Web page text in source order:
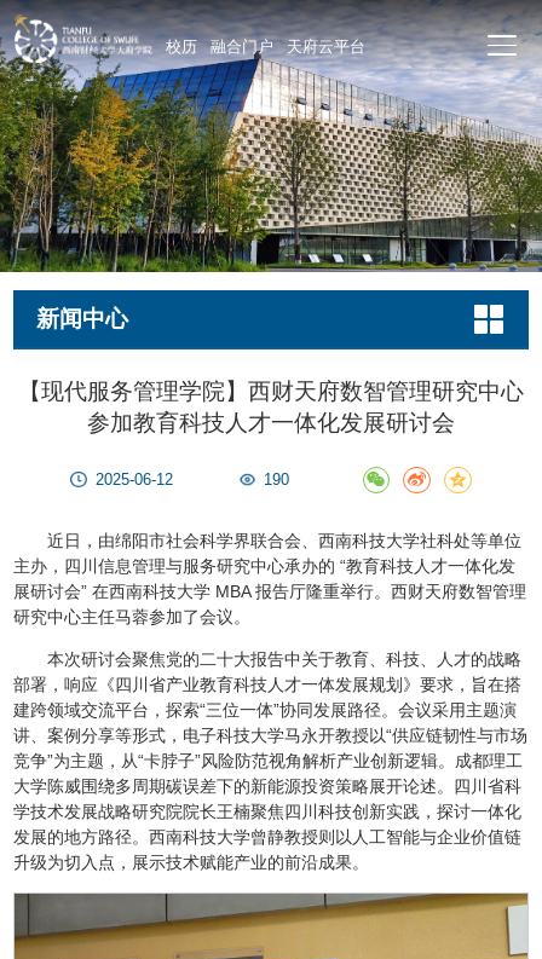
校历 融合门户 天府云平台
新闻中心
【现代服务管理学院】西财天府数智管理研究中心
参加教育科技人才一体化发展研讨会
2025-06-12 190
近日，由绵阳市社会科学界联合会、西南科技大学社科处等单位
主办，四川信息管理与服务研究中心承办的 “教育科技人才一体化发
展研讨会” 在西南科技大学 MBA 报告厅隆重举行。西财天府数智管理
研究中心主任马蓉参加了会议。
本次研讨会聚焦党的二十大报告中关于教育、科技、人才的战略
部署，响应《四川省产业教育科技人才一体发展规划》要求，旨在搭
建跨领域交流平台，探索“三位一体”协同发展路径。会议采用主题演
讲、案例分享等形式，电子科技大学马永开教授以“供应链韧性与市场
竞争”为主题，从“卡脖子”风险防范视角解析产业创新逻辑。成都理工
大学陈威围绕多周期碳误差下的新能源投资策略展开论述。四川省科
学技术发展战略研究院院长王楠聚焦四川科技创新实践，探讨一体化
发展的地方路径。西南科技大学曾静教授则以人工智能与企业价值链
升级为切入点，展示技术赋能产业的前沿成果。